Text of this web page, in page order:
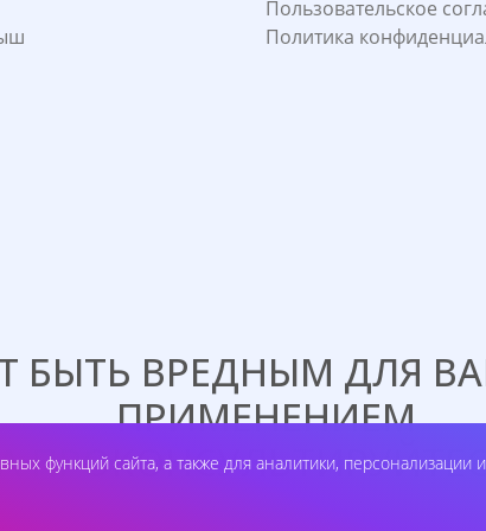
функций сайта, а также для аналитики, персонализации
Пользовательское
Политика
БЫТЬ ВРЕДНЫМ ДЛЯ
ПРИМЕНЕНИЕМ